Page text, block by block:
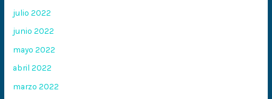
julio 2022
junio 2022
mayo 2022
abril 2022
marzo 2022